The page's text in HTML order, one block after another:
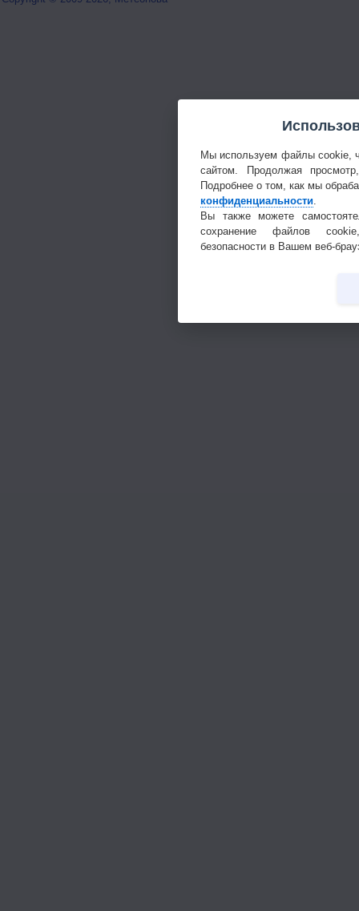
Мы используем файлы cookie,
сайтом. Продолжая
Подробнее о том, как мы
конфиденциальности
Вы также можете
сохранение файлов
безопасности в Вашем веб-